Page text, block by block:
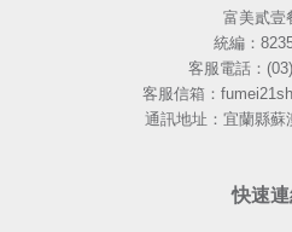
富美貳壹
統編：
客服電話：
客服信箱：
通訊地址：宜蘭縣蘇
快速